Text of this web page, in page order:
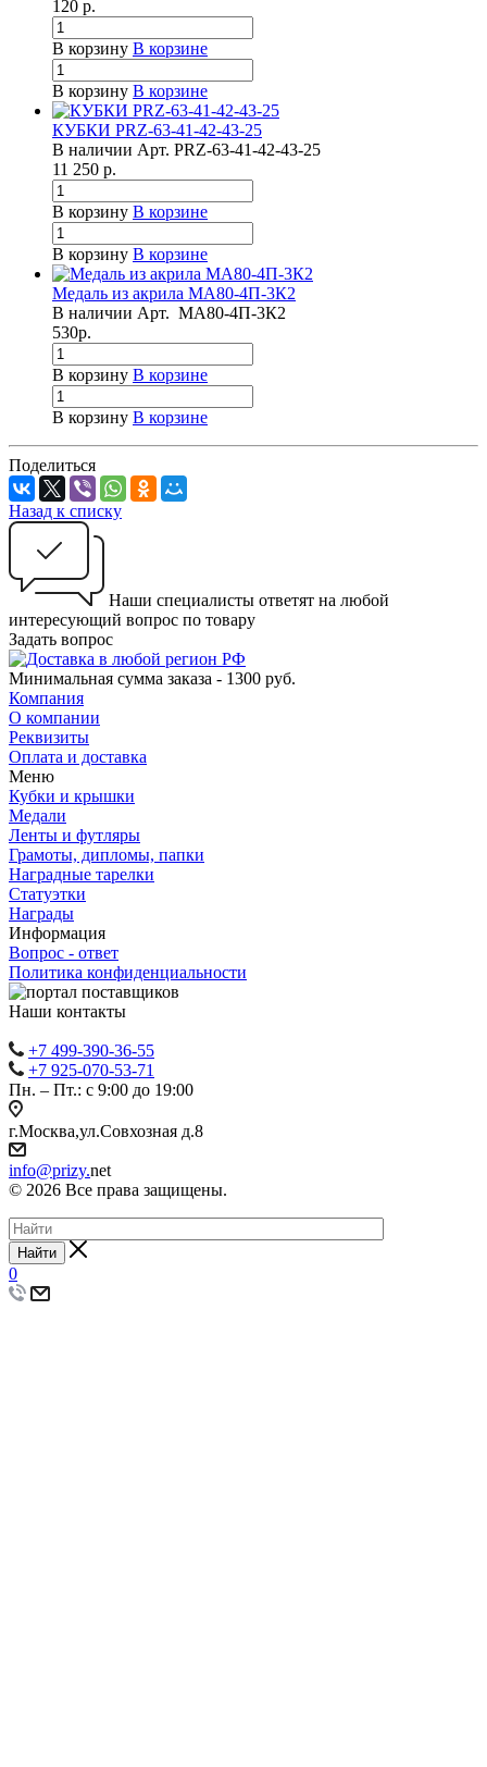
120 р.
В корзину В корзине
В корзину В корзине
КУБКИ PRZ-63-41-42-43-25
В наличии Арт. PRZ-63-41-42-43-25
11 250 р.
В корзину В корзине
В корзину В корзине
Медаль из акрила МА80-4П-3К2
В наличии Арт. МА80-4П-3К2
530р.
В корзину В корзине
В корзину В корзине
Поделиться
Назад к списку
Наши специалисты ответят на любой
интересующий вопрос по товару
Задать вопрос
Минимальная сумма заказа - 1300 руб.
Компания
О компании
Реквизиты
Оплата и доставка
Меню
Кубки и крышки
Медали
Ленты и футляры
Грамоты, дипломы, папки
Наградные тарелки
Статуэтки
Награды
Информация
Вопрос - ответ
Политика конфиденциальности
Наши контакты
+7 499-390-36-55
+7 925-070-53-71
Пн. – Пт.: с 9:00 до 19:00
г.Москва,ул.Совхозная д.8
info@prizy.net
© 2026 Все права защищены.
Найти
0